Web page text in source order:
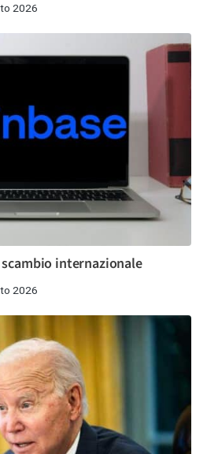
2026
internazionale
2026